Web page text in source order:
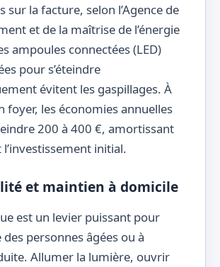
sur la facture, selon l’Agence de
et de la maîtrise de l’énergie
ampoules connectées (LED)
pour s’éteindre
évitent les gaspillages. À
foyer, les économies annuelles
200 à 400 €, amortissant
initial.
et maintien à domicile
est un levier puissant pour
des personnes âgées ou à
Allumer la lumière, ouvrir